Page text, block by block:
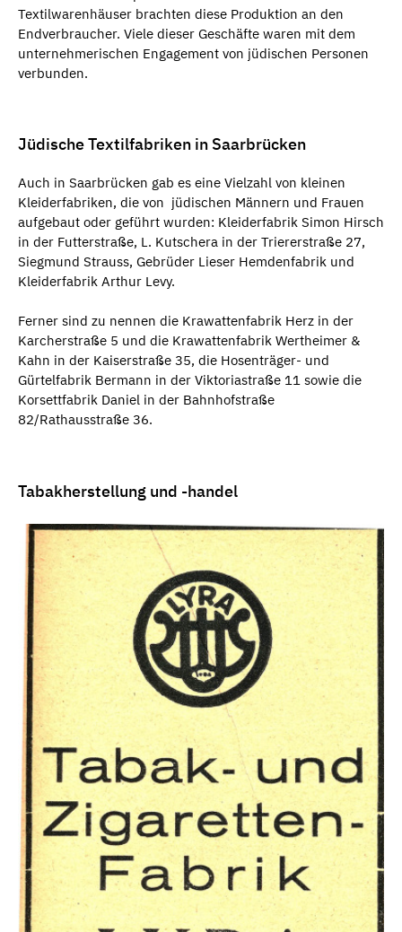
Textilwarenhäuser brachten diese Produktion an den
Endverbraucher. Viele dieser Geschäfte waren mit dem
unternehmerischen Engagement von jüdischen Personen
verbunden.
Jüdische Textilfabriken in Saarbrücken
Auch in Saarbrücken gab es eine Vielzahl von kleinen
Kleiderfabriken, die von jüdischen Männern und Frauen
aufgebaut oder geführt wurden: Kleiderfabrik Simon Hirsch
in der Futterstraße, L. Kutschera in der Triererstraße 27,
Siegmund Strauss, Gebrüder Lieser Hemdenfabrik und
Kleiderfabrik Arthur Levy.
Ferner sind zu nennen die Krawattenfabrik Herz in der
Karcherstraße 5 und die Krawattenfabrik Wertheimer &
Kahn in der Kaiserstraße 35, die Hosenträger- und
Gürtelfabrik Bermann in der Viktoriastraße 11 sowie die
Korsettfabrik Daniel in der Bahnhofstraße
82/Rathausstraße 36.
Tabakherstellung und -handel